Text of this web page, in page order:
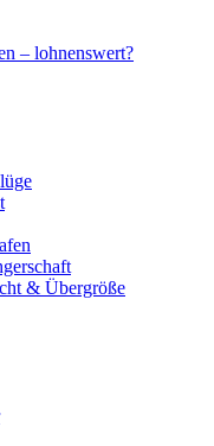
– lohnenswert?
& Übergröße